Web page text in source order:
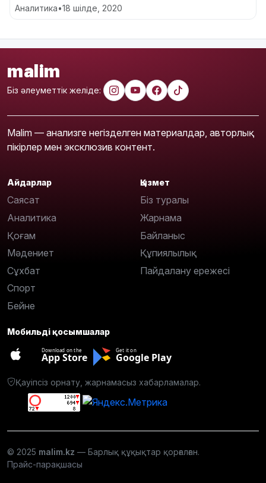
Аналитика•18 шілде, 2020
malim
Біз әлеуметтік желіде:
Malim — анализге негізделген материалдар, авторлық
пікірлер мен эксклюзив контент.
Айдарлар
Саясат
Аналитика
Қоғам
Мәдениет
Сұхбат
Спорт
Бейне
Қызмет
Біз туралы
Жарнама
Байланыс
Құпиялылық
Пайдалану ережесі
Мобильді қосымшалар
Download on the
App Store
Get it on
Google Play
Қауіпсіз орнату, жарнамасыз хабарламалар.
© 2025 malim.kz — Барлық құқықтар қорғалған.
Прайс-парақшасы